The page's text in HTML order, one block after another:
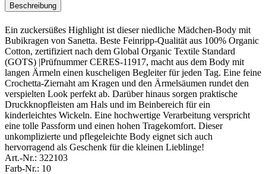
Beschreibung
Ein zuckersüßes Highlight ist dieser niedliche Mädchen-Body mit
Bubikragen von Sanetta. Beste Feinripp-Qualität aus 100% Organic
Cotton, zertifiziert nach dem Global Organic Textile Standard
(GOTS) |Prüfnummer CERES-11917, macht aus dem Body mit
langen Ärmeln einen kuscheligen Begleiter für jeden Tag. Eine feine
Crochetta-Ziernaht am Kragen und den Ärmelsäumen rundet den
verspielten Look perfekt ab. Darüber hinaus sorgen praktische
Druckknopfleisten am Hals und im Beinbereich für ein
kinderleichtes Wickeln. Eine hochwertige Verarbeitung verspricht
eine tolle Passform und einen hohen Tragekomfort. Dieser
unkomplizierte und pflegeleichte Body eignet sich auch
hervorragend als Geschenk für die kleinen Lieblinge!
Art.-Nr.: 322103
Farb-Nr.: 10